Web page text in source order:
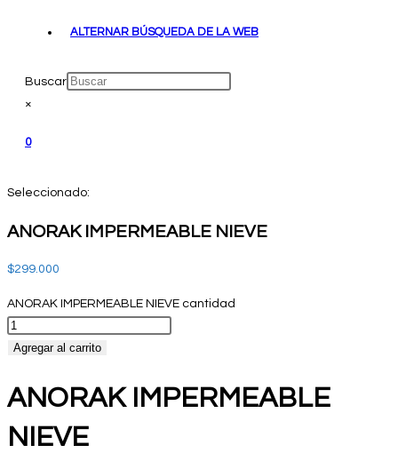
ALTERNAR BÚSQUEDA DE LA WEB
Buscar
×
0
Seleccionado:
ANORAK IMPERMEABLE NIEVE
$299.000
ANORAK IMPERMEABLE NIEVE cantidad
Agregar al carrito
ANORAK IMPERMEABLE
NIEVE